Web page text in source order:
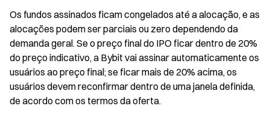
Os fundos assinados ficam congelados até a alocação, e as
alocações podem ser parciais ou zero dependendo da
demanda geral. Se o preço final do IPO ficar dentro de 20%
do preço indicativo, a Bybit vai assinar automaticamente os
usuários ao preço final; se ficar mais de 20% acima, os
usuários devem reconfirmar dentro de uma janela definida,
de acordo com os termos da oferta.